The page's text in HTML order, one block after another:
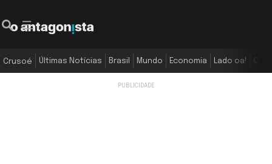
Crusoé Últimas Notícias Brasil Mundo Economia Lado oa!